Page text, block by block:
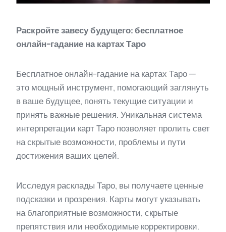
Раскройте завесу будущего: бесплатное
онлайн-гадание на картах Таро
Бесплатное онлайн-гадание на картах Таро —
это мощный инструмент, помогающий заглянуть
в ваше будущее, понять текущие ситуации и
принять важные решения. Уникальная система
интерпретации карт Таро позволяет пролить свет
на скрытые возможности, проблемы и пути
достижения ваших целей.
Исследуя расклады Таро, вы получаете ценные
подсказки и прозрения. Карты могут указывать
на благоприятные возможности, скрытые
препятствия или необходимые корректировки.